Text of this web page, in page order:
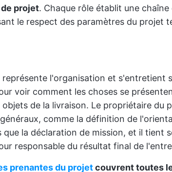
projet. Chaque rôle établit une
le respect des paramètres du projet
l'organisation et s'entretient
voir comment les choses se
de la livraison. Le propriétaire du
comme la définition de
que la déclaration de mission, et il tient
responsable du résultat final de
prenantes du projetcouvrent toutes